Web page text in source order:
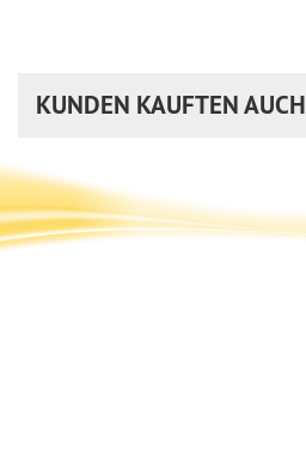
KUNDEN KAUFTEN AUCH